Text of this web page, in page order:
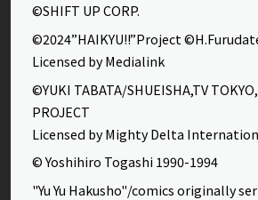
©SHIFT UP CORP.
©2024”HAIKYU!!”Project
Licensed by Medialink
©YUKI TABATA/SHUEISHA,TV
PROJECT
Licensed by Mighty Delta
© Yoshihiro Togashi 1990-1994
"Yu Yu Hakusho"/comics originally